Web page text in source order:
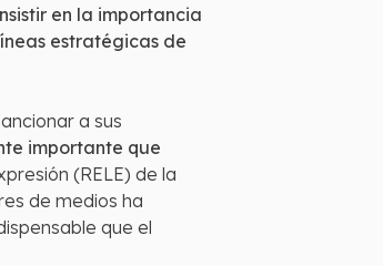
en la importancia
estratégicas de
a sus
importante que
(RELE) de la
de medios ha
que el